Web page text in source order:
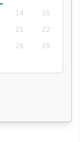
14
15
21
22
28
29